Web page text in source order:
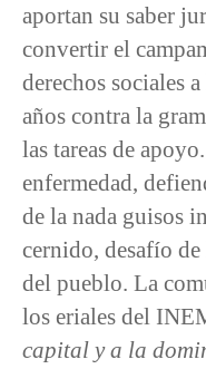
aportan su saber
convertir el
derechos sociales
años contra la
las tareas de
enfermedad,
de la nada guisos
cernido, desafío
del pueblo. La
los eriales del
capital y a la